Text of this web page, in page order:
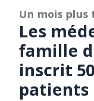
Un mois plus
Les
famille
inscrit
patients